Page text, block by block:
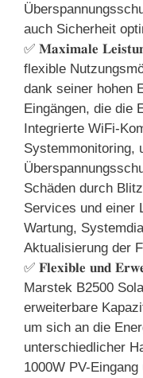
auch Sicherheit
✅ 𝐌𝐚𝐱𝐢𝐦𝐚𝐥𝐞
flexible
dank seiner hohen
Eingängen, die die
Integrierte WiFi-
Systemmonitoring,
Schäden durch
Services und einer
Wartung,
Aktualisierung der
✅ 𝐅𝐥𝐞𝐱𝐢𝐛𝐥𝐞 𝐮𝐧𝐝
Marstek B2500
erweiterbare
um sich an die
unterschiedlicher
1000W PV-